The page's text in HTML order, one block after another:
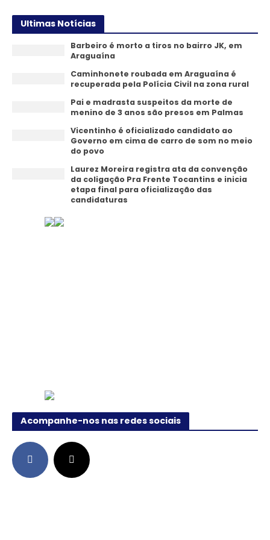
Ultimas Notícias
Barbeiro é morto a tiros no bairro JK, em
Araguaína
Caminhonete roubada em Araguaína é
recuperada pela Polícia Civil na zona rural
Pai e madrasta suspeitos da morte de
menino de 3 anos são presos em Palmas
Vicentinho é oficializado candidato ao
Governo em cima de carro de som no meio
do povo
Laurez Moreira registra ata da convenção
da coligação Pra Frente Tocantins e inicia
etapa final para oficialização das
candidaturas
Acompanhe-nos nas redes sociais